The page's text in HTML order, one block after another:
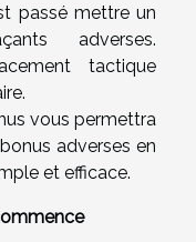
passé mettre un
adverses.
tactique
vous permettra
adverses en
et efficace.